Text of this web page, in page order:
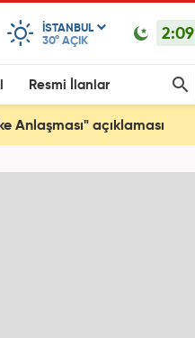
ISTANBUL
30° AÇIK 2:09
Resmi İlanlar
Anlaşması" açıklaması